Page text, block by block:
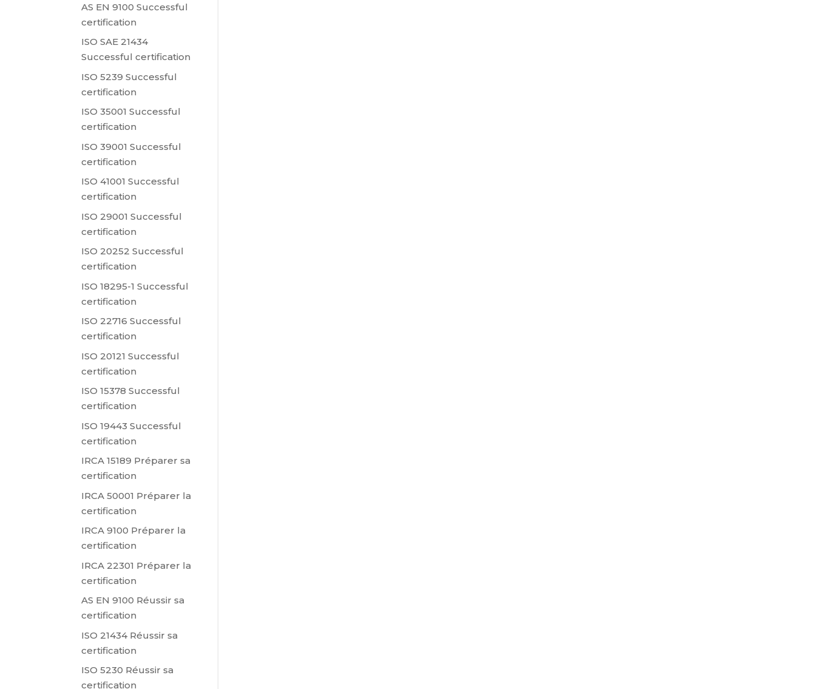
AS EN 9100 Successful
certification
ISO SAE 21434
Successful certification
ISO 5239 Successful
certification
ISO 35001 Successful
certification
ISO 39001 Successful
certification
ISO 41001 Successful
certification
ISO 29001 Successful
certification
ISO 20252 Successful
certification
ISO 18295-1 Successful
certification
ISO 22716 Successful
certification
ISO 20121 Successful
certification
ISO 15378 Successful
certification
ISO 19443 Successful
certification
IRCA 15189 Préparer sa
certification
IRCA 50001 Préparer la
certification
IRCA 9100 Préparer la
certification
IRCA 22301 Préparer la
certification
AS EN 9100 Réussir sa
certification
ISO 21434 Réussir sa
certification
ISO 5230 Réussir sa
certification